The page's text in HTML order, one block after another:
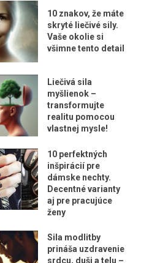
10 znakov, že máte
skryté liečivé sily.
Vaše okolie si
všimne tento detail
Liečivá sila
myšlienok –
transformujte
realitu pomocou
vlastnej mysle!
10 perfektných
inšpirácií pre
dámske nechty.
Decentné varianty
aj pre pracujúce
ženy
Sila modlitby
prináša uzdravenie
srdcu, duši a telu –